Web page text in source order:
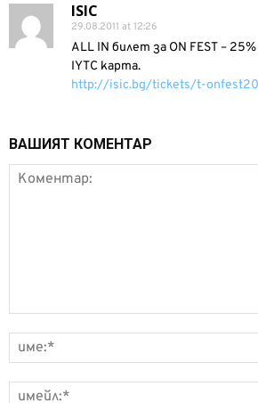
ISIC
29.08.2011 at 12:26
ALL IN билет за ON FEST –
IYTC карта.
http://isic.bg/tickets/t-
ВАШИЯТ КОМЕНТАР